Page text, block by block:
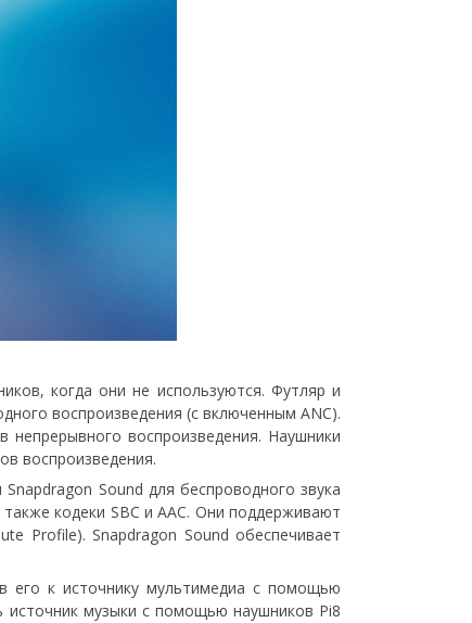
когда они не используются. Футляр и
воспроизведения (с включенным ANC).
воспроизведения. Наушники
воспроизведения.
Sound для беспроводного звука
кодеки SBC и AAC. Они поддерживают
Profile). Snapdragon Sound обеспечивает
его к источнику мультимедиа с помощью
источник музыки с помощью наушников Pi8